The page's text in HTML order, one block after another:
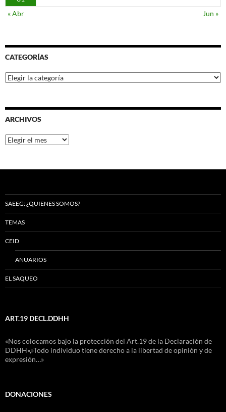
« Abr
Jun »
CATEGORÍAS
Categorías
ARCHIVOS
Archivos
SAEEG: ¿QUIENES SOMOS?
TEMAS
CEID
ANUARIOS
EL SAQUEO
ART.19 DECL.DDHH
«Nos colocamos bajo la protección del Art.19 de la Declaración de
DDHH»,»Todo individuo tiene derecho a la libertad de opinión y de
expresión…»
DONACIONES